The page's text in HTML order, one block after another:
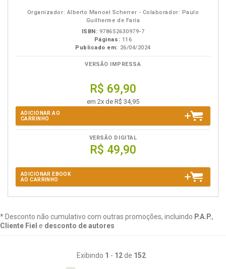
Organizador: Alberto Manoel Scherrer - Colaborador: Paulo
Guilherme de Faria
ISBN: 978652630979-7
Páginas: 116
Publicado em: 26/04/2024
VERSÃO IMPRESSA
R$ 69,90
em 2x de R$ 34,95
ADICIONAR AO
CARRINHO
VERSÃO DIGITAL
R$ 49,90
ADICIONAR EBOOK
AO CARRINHO
* Desconto não cumulativo com outras promoções, incluindo P.A.P.,
Cliente Fiel e desconto de autores
Exibindo 1 - 12de 152